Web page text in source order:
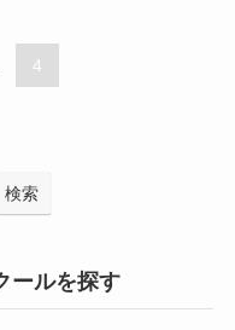
4
検索
ールを探す